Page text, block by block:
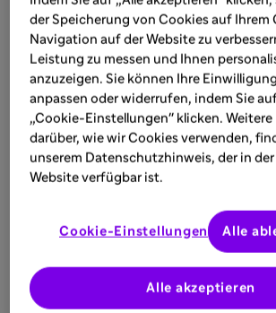
Medizinische Information
der Speicherung von Cookies auf Ihrem
Navigation auf der Website zu
Leistung zu messen und Ihnen
anzuzeigen. Sie können Ihre
anpassen oder widerrufen, indem Sie
„Cookie-Einstellungen" klicken.
darüber, wie wir Cookies verwenden,
unserem Datenschutzhinweis, der in der
Website verfügbar ist.
Cookie-Einstellungen
Alle akzeptieren
Alle